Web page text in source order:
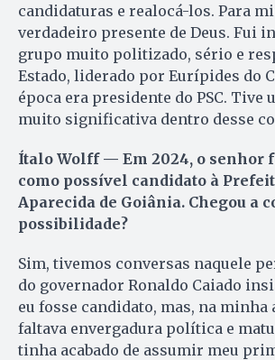
candidaturas e realocá-los. Para
verdadeiro presente de Deus. Fui
grupo muito politizado, sério e
Estado, liderado por Eurípides do
época era presidente do PSC. Tive
muito significativa dentro desse
Ítalo Wolff — Em 2024, o senhor
como possível candidato à
Aparecida de Goiânia. Chegou a
possibilidade?
Sim, tivemos conversas naquele
do governador Ronaldo Caiado
eu fosse candidato, mas, na minha
faltava envergadura política e
tinha acabado de assumir meu